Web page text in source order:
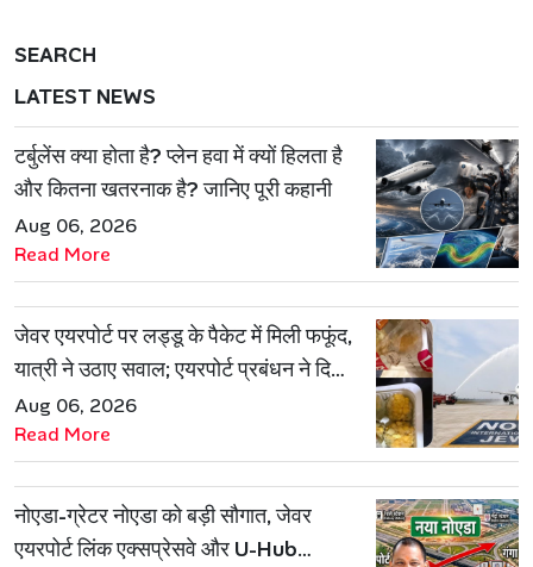
SEARCH
LATEST NEWS
टर्बुलेंस क्या होता है? प्लेन हवा में क्यों हिलता है
और कितना खतरनाक है? जानिए पूरी कहानी
Aug 06, 2026
Read More
जेवर एयरपोर्ट पर लड्डू के पैकेट में मिली फफूंद,
यात्री ने उठाए सवाल; एयरपोर्ट प्रबंधन ने दिया
जवाब
Aug 06, 2026
Read More
नोएडा-ग्रेटर नोएडा को बड़ी सौगात, जेवर
एयरपोर्ट लिंक एक्सप्रेसवे और U-Hub